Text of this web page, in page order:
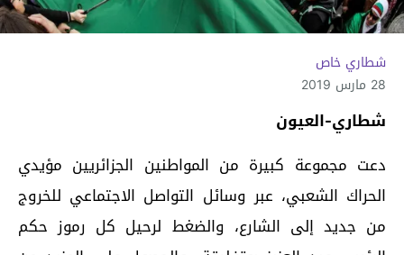
شطاري خاص
28 مارس 2019
شطاري-العيون
دعت مجموعة كبيرة من المواطنين الجزائريين مؤيدي
الحراك الشعبي، عبر وسائل التواصل الاجتماعي للخروج
من جديد إلى الشارع، والضغط لرحيل كل رموز حكم